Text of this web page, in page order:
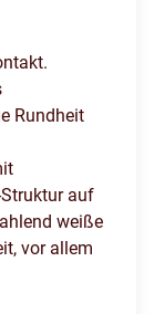
Rundheit
auf
weiße
vor allem